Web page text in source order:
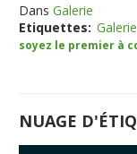
DansGalerie
Etiquettes: Galerie
soyez le premier à
NUAGE